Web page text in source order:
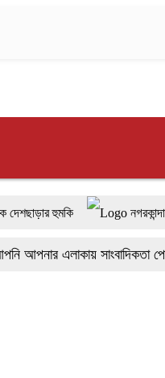
নগরকান্দায় ৯৫০ পিচ
বাংলাদেশের আকাশে রহস্যময় আলোর
এলাকায় সাংবাদিকতা